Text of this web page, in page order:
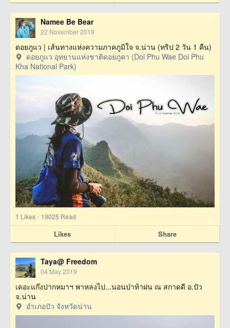
Namee Be Bear
22 November 2019
ดอยภูแว | เส้นทางแห่งความภาคภูมิใจ จ.น่าน (ทริป 2 วัน 1 คืน)
ดอยภูแว อุทยานแห่งชาติดอยภูคา (Doi Phu Wae Doi Phu
Kha National Park)
1 Likes · 19025 Read
Likes Share
Taya@ Freedom
04 May 2019
เดอะแก๊งปากหมาฯ พาหลงไป...นอนป่าท้าฝน ณ สกาดดี อ.ปัว
จ.น่าน
อำเภอปัว จังหวัดน่าน